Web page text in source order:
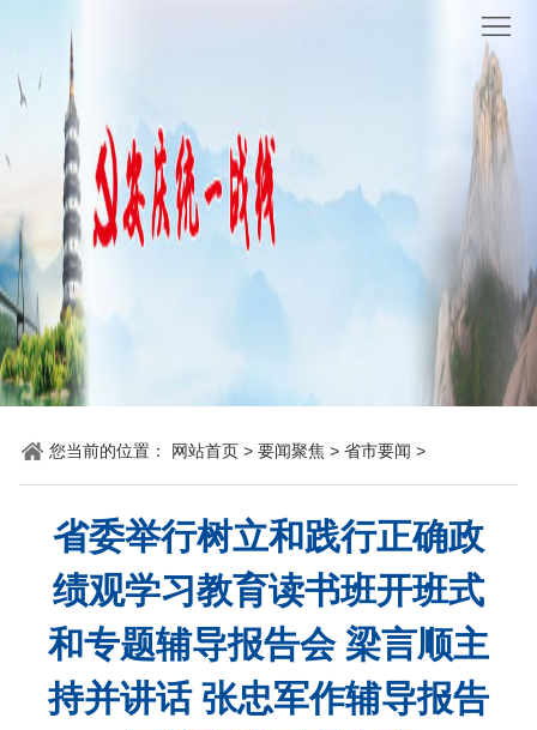
站
要
焦
时
讯
地
动
态
机
关
党
建
他
山
之
理
论
统
您当前的位置： 网站首页 > 要闻聚焦 > 省市要闻 >
省委举行树立和践行正确政
绩观学习教育读书班开班式
和专题辅导报告会 梁言顺主
持并讲话 张忠军作辅导报告